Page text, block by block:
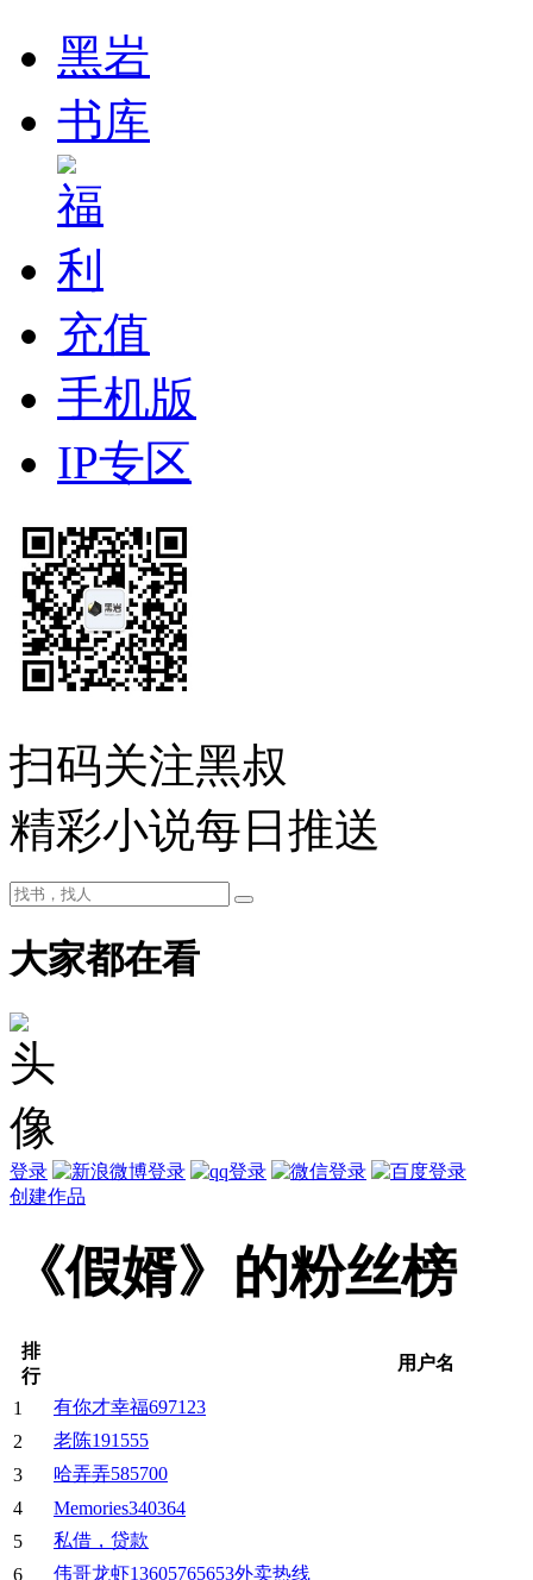
黑岩
书库
充值
手机版
IP专区
扫码关注黑叔
精彩小说每日推送
大家都在看
登录
创建作品
《假婿》的粉丝榜
排
行
用户名
1
有你才幸福697123
2
老陈191555
3
哈弄弄585700
4
Memories340364
5
私借，贷款
6
伟哥龙虾13605765653外卖热线